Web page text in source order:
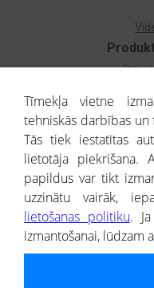
Kredītizziņa
® CREDITREFORM Latvija
SIA
Tīmekļa vietne
tehniskās darbības un
Tās tiek iestatītas
lietotāja piekrišana.
papildus var tikt
uzzinātu vairāk,
lietošanas politiku.
izmantošanai, lūdzam